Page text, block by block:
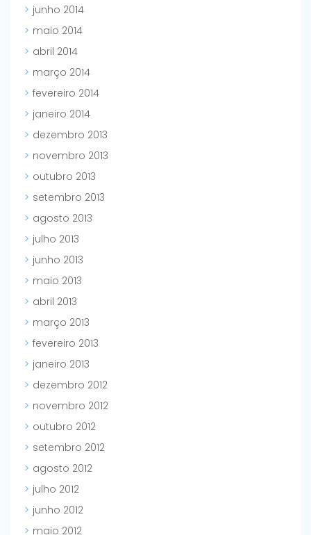
junho 2014
maio 2014
abril 2014
março 2014
fevereiro 2014
janeiro 2014
dezembro 2013
novembro 2013
outubro 2013
setembro 2013
agosto 2013
julho 2013
junho 2013
maio 2013
abril 2013
março 2013
fevereiro 2013
janeiro 2013
dezembro 2012
novembro 2012
outubro 2012
setembro 2012
agosto 2012
julho 2012
junho 2012
maio 2012